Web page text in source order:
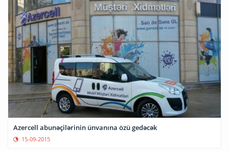
Azercell abunəçilərinin ünvanına özü gedəcək
15-09-2015